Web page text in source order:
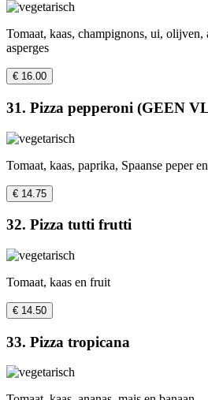
Tomaat, kaas, champignons, ui, olijven,
asperges
€ 16.00
31. Pizza pepperoni (GEEN
Tomaat, kaas, paprika, Spaanse peper
€ 14.75
32. Pizza tutti frutti
Tomaat, kaas en fruit
€ 14.50
33. Pizza tropicana